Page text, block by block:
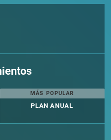
MÁS POPULAR
PLAN ANUAL